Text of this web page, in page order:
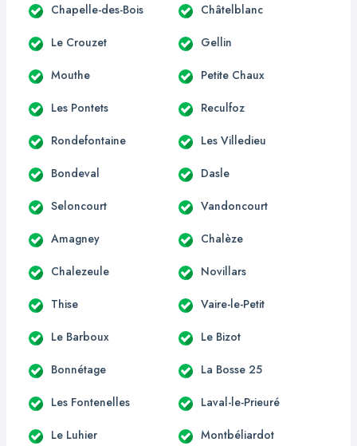
Chapelle-des-Bois Châtelblanc
Le Crouzet Gellin
Mouthe Petite Chaux
Les Pontets Reculfoz
Rondefontaine Les Villedieu
Bondeval Dasle
Seloncourt Vandoncourt
Amagney Chalèze
Chalezeule Novillars
Thise Vaire-le-Petit
Le Barboux Le Bizot
Bonnétage La Bosse 25
Les Fontenelles Laval-le-Prieuré
Le Luhier Montbéliardot